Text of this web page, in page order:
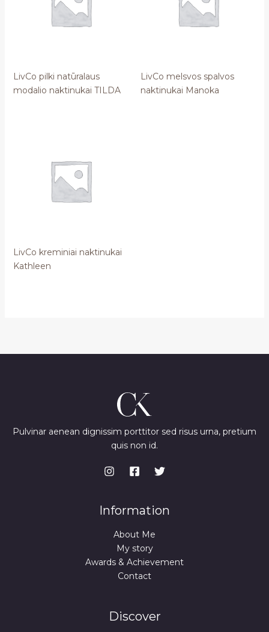
LivCo pilki natūralaus
modalio naktinukai TILDA
LivCo melsvos spalvos
naktinukai Manoka
LivCo kreminiai naktinukai
Kathleen
Pulvinar aenean dignissim porttitor sed risus urna, pretium
quis non id.
Information
About Me
My story
Awards & Achievement
Contact
Discover